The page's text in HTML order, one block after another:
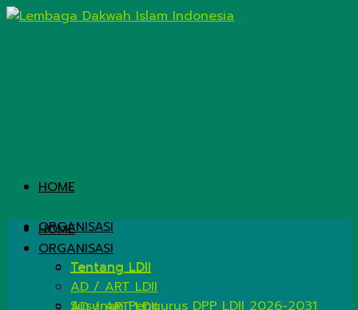
HOME
ORGANISASI
Tentang LDII
HOME
ORGANISASI
Tentang LDII
AD / ART LDII
Susunan Pengurus DPP LDII 2026-2031